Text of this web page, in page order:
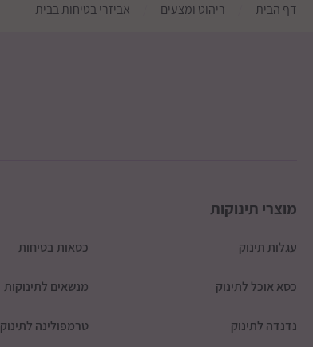
דף הבית ריהוט ומצעים אביזרי בטיחות בבית
מוצרי תינוקות
עגלות תינוק כסאות בטיחות
כסא אוכל לתינוק מנשאים לתינוקות
נדנדה לתינוק טרמפולינה לתינוק